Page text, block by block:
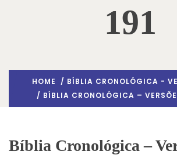
191
HOME / BÍBLIA CRONOLÓGICA -
/ BÍBLIA CRONOLÓGICA –
Bíblia Cronológica –